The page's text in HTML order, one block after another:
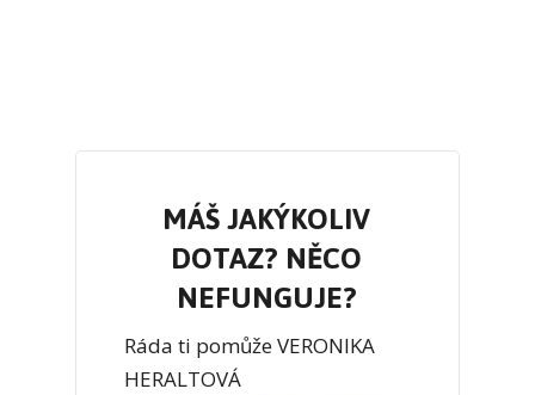
MÁŠ JAKÝKOLIV
DOTAZ? NĚCO
NEFUNGUJE?
Ráda ti pomůže VERONIKA
HERALTOVÁ